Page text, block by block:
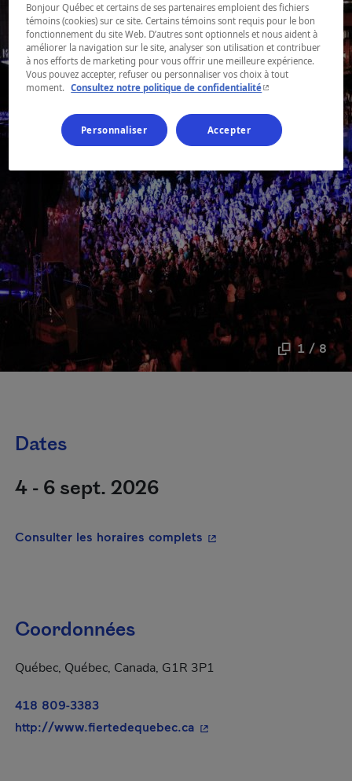
1 / 8
Dates
4 - 6 sept. 2026
Consulter les horaires complets - Cet hyperlien
Coordonnées
Québec, Québec, Canada, G1R 3P1
418 809-3383
http://www.fiertedequebec.ca - Cet hyperlien s'ouvrira
Bonjour Québec et certains de ses partenaires emploient des fichiers
témoins (cookies) sur ce site. Certains témoins sont requis pour le bon
fonctionnement du site Web. D’autres sont optionnels et nous aident à
améliorer la navigation sur le site, analyser son utilisation et contribuer
à nos efforts de marketing pour vous offrir une meilleure expérience.
Vous pouvez accepter, refuser ou personnaliser vos choix à tout
moment.
Consultez notre politique de confidentialité- Cet hyperlien
Personnaliser Accepter